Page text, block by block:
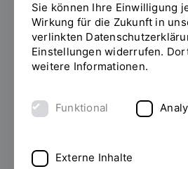
OTH
jetzt
Betrieb“
01.04.2025Die OTH
eine nachhaltige und
für Tiere und Pflanzen zu
Sie können Ihre Einwilligung
Wirkung für die Zukunft in
verlinkten
Einstellungen widerrufen.
weitere Informationen.
Funktional
Externe Inhalte